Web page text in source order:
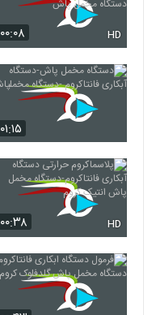
۰۰:۰۸ HD
۰۱:۱۵
۰۰:۳۸ HD